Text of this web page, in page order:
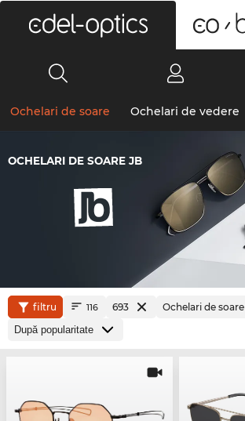
Ochelari de soare Ochelari de vedere
OCHELARI DE SOARE JB
filtru 116 693 Ochelari de soare